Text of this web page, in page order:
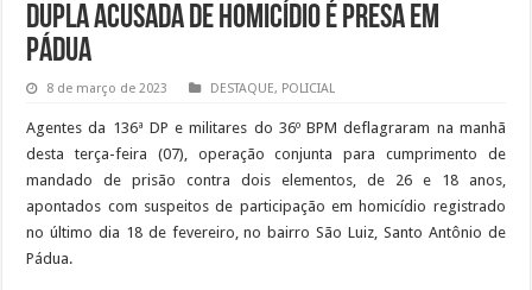
Dupla acusada de homicídio é presa em
Pádua
8 de março de 2023 DESTAQUE, POLICIAL
Agentes da 136ª DP e militares do 36º BPM deflagraram na manhã
desta terça-feira (07), operação conjunta para cumprimento de
mandado de prisão contra dois elementos, de 26 e 18 anos,
apontados com suspeitos de participação em homicídio registrado
no último dia 18 de fevereiro, no bairro São Luiz, Santo Antônio de
Pádua.